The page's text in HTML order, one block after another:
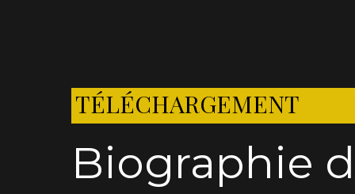
TÉLÉCHARGEMENT
Biographie